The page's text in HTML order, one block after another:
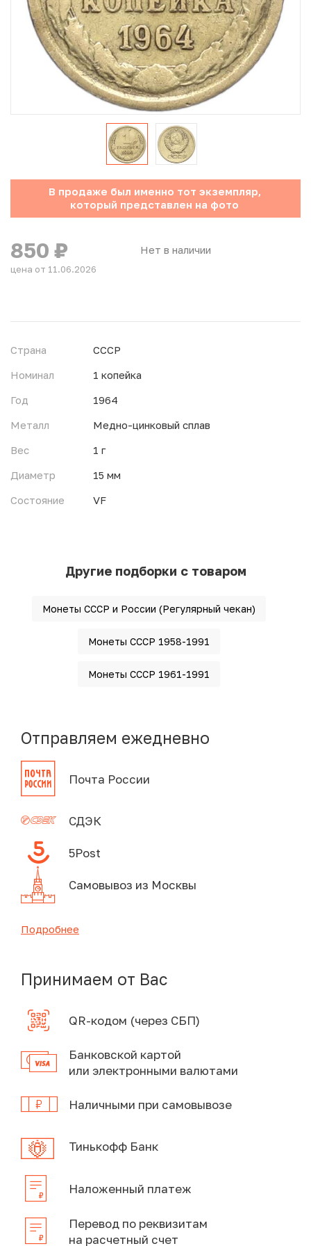
Юбилейные монеты Банка России (с 1999 года)
Памятные и инвестиционные монеты СССР и России
Иностранные монеты
Неофициальные выпуски монет (Unusual)
Античные и средневековые монеты
Наборы монет
Инвестиционные монеты
В продаже был именно тот экземпляр,
который представлен на фото
Нет в наличии
850 ₽
цена от 11.06.2026
Страна
СССР
Номинал
1 копейка
Год
1964
Металл
Медно-цинковый сплав
Вес
1 г
Диаметр
15 мм
Состояние
VF
Другие подборки с товаром
Монеты СССР и России (Регулярный чекан)
Монеты СССР 1958-1991
Монеты СССР 1961-1991
Отправляем ежедневно
Почта России
СДЭК
5Post
Самовывоз из Москвы
Подробнее
Принимаем от Вас
QR-кодом (через СБП)
Банковской картой
или электронными валютами
Наличными при самовывозе
Тинькофф Банк
Наложенный платеж
Перевод по реквизитам
на расчетный счет